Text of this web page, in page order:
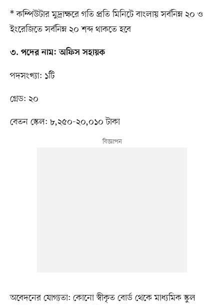
* কম্পিউটার মুদ্রাক্ষরে গতি প্রতি মিনিটে বাংলায় সর্বনিম্ন ২০ ও
ইংরেজিতে সর্বনিম্ন ২০ শব্দ থাকতে হবে
৩. পদের নাম: অফিস সহায়ক
পদসংখ্যা: ১টি
গ্রেড: ২০
বেতন স্কেল: ৮,২৫০-২০,০১০ টাকা
অবেদনের যোগ্যতা: কোনো স্বীকৃত বোর্ড থেকে মাধ্যমিক স্কুল